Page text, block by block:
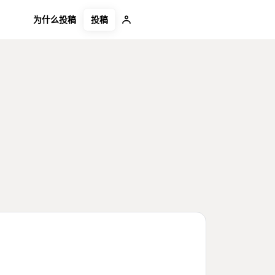
为什么投稿 投稿